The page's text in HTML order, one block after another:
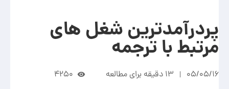
پردرآمدترین شغل های
مرتبط با ترجمه
05/05/16 13 دقیقه برای مطالعه 4250